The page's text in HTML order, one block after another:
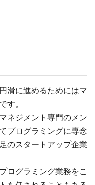
滑に進めるためにはマ
す。
ネジメント専門のメン
プログラミングに専念
のスタートアップ企業
ログラミング業務をこ